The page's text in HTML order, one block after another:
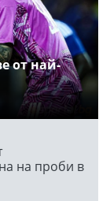
от най-
на проби в